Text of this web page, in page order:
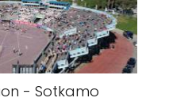
- Sotkamo